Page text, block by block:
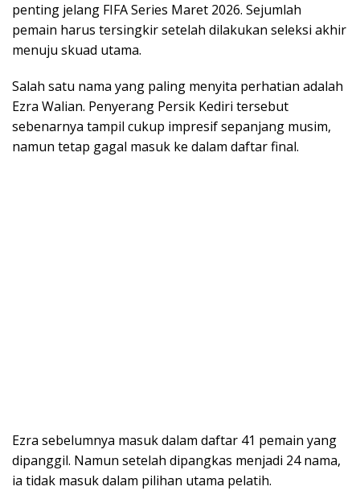
penting jelang FIFA Series Maret 2026. Sejumlah
pemain harus tersingkir setelah dilakukan seleksi akhir
menuju skuad utama.
Salah satu nama yang paling menyita perhatian adalah
Ezra Walian. Penyerang Persik Kediri tersebut
sebenarnya tampil cukup impresif sepanjang musim,
namun tetap gagal masuk ke dalam daftar final.
Ezra sebelumnya masuk dalam daftar 41 pemain yang
dipanggil. Namun setelah dipangkas menjadi 24 nama,
ia tidak masuk dalam pilihan utama pelatih.